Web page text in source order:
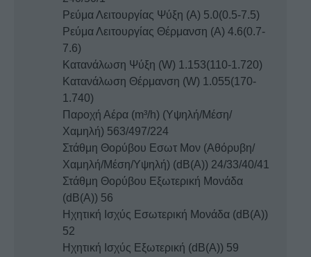
Ρεύμα Λειτουργίας Ψύξη (Α) 5.0(0.5-7.5)
Ρεύμα Λειτουργίας Θέρμανση (Α) 4.6(0.7-
7.6)
Κατανάλωση Ψύξη (W) 1.153(110-1.720)
Κατανάλωση Θέρμανση (W) 1.055(170-
1.740)
Παροχή Αέρα (m³/h) (Υψηλή/Μέση/
Χαμηλή) 563/497/224
Στάθμη Θορύβου Εσωτ Μον (Αθόρυβη/
Χαμηλή/Μέση/Υψηλή) (dB(A)) 24/33/40/41
Στάθμη Θορύβου Εξωτερική Μονάδα
(dB(A)) 56
Ηχητική Ισχύς Εσωτερική Μονάδα (dB(A))
52
Ηχητική Ισχύς Εξωτερική (dB(A)) 59